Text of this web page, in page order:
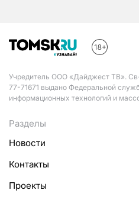
Учредитель ООО «Дайджест ТВ».
77-71671 выдано Федеральной
информационных технологий и
Разделы
Новости
Контакты
Проекты